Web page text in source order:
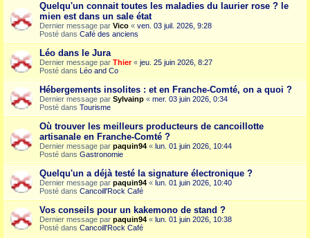
Quelqu'un connait toutes les maladies du laurier rose ? le
mien est dans un sale état
Dernier message par Vico « ven. 03 juil. 2026, 9:28
Posté dans Café des anciens
Léo dans le Jura
Dernier message par Thier« jeu. 25 juin 2026, 8:27
Posté dans Léo and Co
Hébergements insolites : et en Franche-Comté, on a quoi ?
Dernier message par Sylvainp « mer. 03 juin 2026, 0:34
Posté dans Tourisme
Où trouver les meilleurs producteurs de cancoillotte
artisanale en Franche-Comté ?
Dernier message par paquin94 « lun. 01 juin 2026, 10:44
Posté dans Gastronomie
Quelqu'un a déjà testé la signature électronique ?
Dernier message par paquin94 « lun. 01 juin 2026, 10:40
Posté dans Cancoill'Rock Café
Vos conseils pour un kakemono de stand ?
Dernier message par paquin94 « lun. 01 juin 2026, 10:38
Posté dans Cancoill'Rock Café